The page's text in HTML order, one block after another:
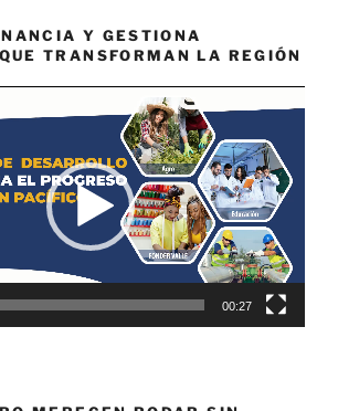
Y GESTIONA
TRANSFORMAN LA REGIÓN
00:27